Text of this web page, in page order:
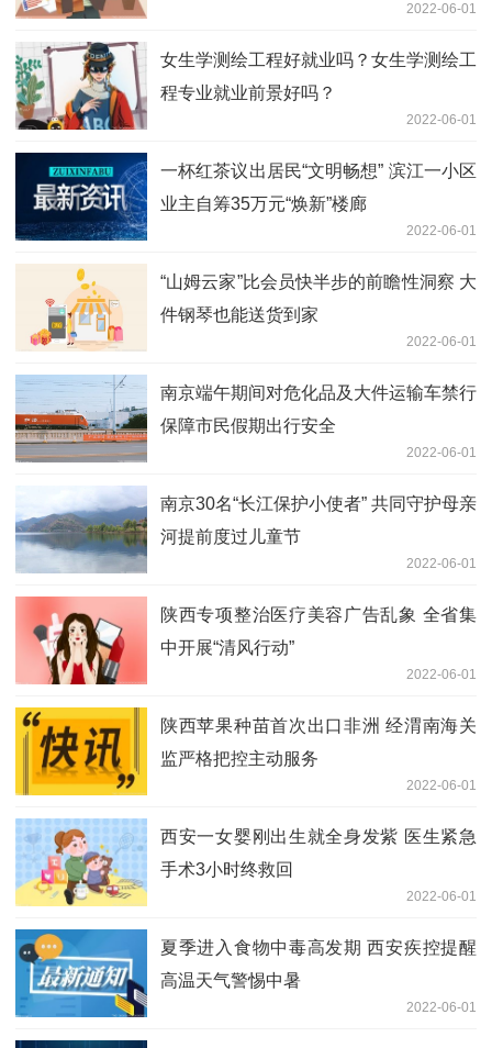
2022-06-01
女生学测绘工程好就业吗？女生学测绘工
程专业就业前景好吗？
2022-06-01
一杯红茶议出居民“文明畅想” 滨江一小区
业主自筹35万元“焕新”楼廊
2022-06-01
“山姆云家”比会员快半步的前瞻性洞察 大
件钢琴也能送货到家
2022-06-01
南京端午期间对危化品及大件运输车禁行
保障市民假期出行安全
2022-06-01
南京30名“长江保护小使者” 共同守护母亲
河提前度过儿童节
2022-06-01
陕西专项整治医疗美容广告乱象 全省集
中开展“清风行动”
2022-06-01
陕西苹果种苗首次出口非洲 经渭南海关
监严格把控主动服务
2022-06-01
西安一女婴刚出生就全身发紫 医生紧急
手术3小时终救回
2022-06-01
夏季进入食物中毒高发期 西安疾控提醒
高温天气警惕中暑
2022-06-01